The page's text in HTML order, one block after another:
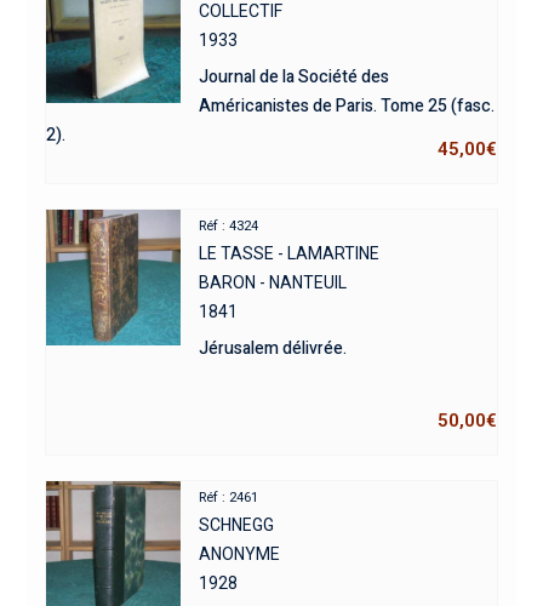
COLLECTIF
1933
Journal de la Société des
Américanistes de Paris. Tome 25 (fasc.
2).
45,00€
Réf : 4324
LE TASSE - LAMARTINE
BARON - NANTEUIL
1841
Jérusalem délivrée.
50,00€
Réf : 2461
SCHNEGG
ANONYME
1928